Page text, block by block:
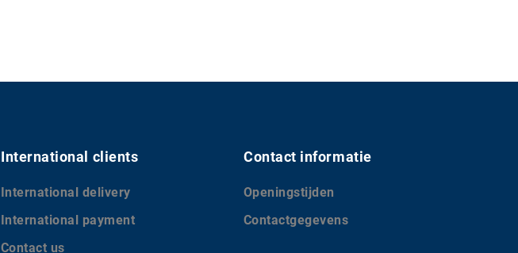
International clients
International delivery
International payment
Contact us
Contact informatie
Openingstijden
Contactgegevens